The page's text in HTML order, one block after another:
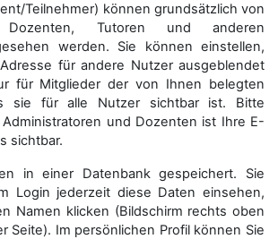
Teilnehmer) können grundsätzlich von
Dozenten, Tutoren und anderen
werden. Sie können einstellen,
für andere Nutzer ausgeblendet
für Mitglieder der von Ihnen belegten
sie für alle Nutzer sichtbar ist. Bitte
und Dozenten ist Ihre E-
sichtbar.
in einer Datenbank gespeichert. Sie
Login jederzeit diese Daten einsehen,
Namen klicken (Bildschirm rechts oben
Seite). Im persönlichen Profil können Sie